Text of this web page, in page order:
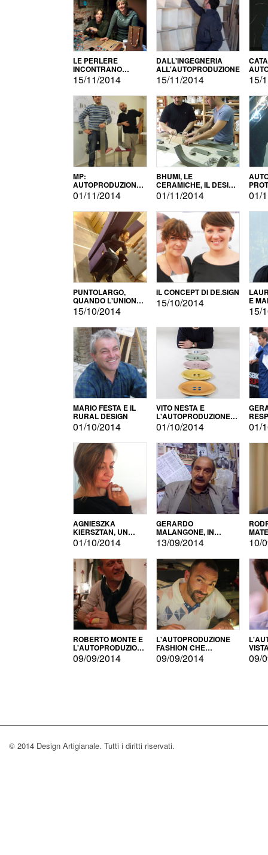
LE PERLERE
INCONTRANO
L'AUTOPRODUZIONE
15/11/2014
DALL'INGEGNERIA
ALL'AUTOPRODUZIONE
15/11/2014 15/
MP:
AUTOPRODUZIONE
E INNOVAZIONE
01/11/2014
BHUMI, LE
CERAMICHE, IL DESIGN
E L'AUTOPRODUZIONE
01/11/2014 01/
PUNTOLARGO,
QUANDO L'UNIONE
FA LA FORZA E
VINCE
15/10/2014
IL CONCEPT DI DE.SIGN
15/10/2014 E
15/
MARIO FESTA E IL
RURAL DESIGN
01/10/2014
VITO NESTA E
L'AUTOPRODUZIONE
COME RECUPERO DEI
SIMBOLI
01/10/2014 01/
AGNIESZKA
KIERSZTAN, UN
MODELLO DI
AUTOPRODUZIONE
01/10/2014
GERARDO
MALANGONE, IN
GIURIA PER IL
CONCORSO
LETTERARIO
13/09/2014 10/
ROBERTO MONTE E
L'AUTOPRODUZIONE
CON IL CENSIMENTO
09/09/2014
L'AUTOPRODUZIONE
FASHION CHE
CONQUISTA GLI USA
09/09/2014 09/
© 2014 Design Artigianale. Tutti i diritti riservati.